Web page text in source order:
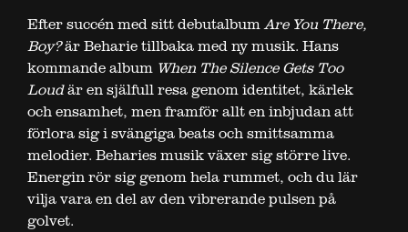
Efter succén med sitt debutalbumAre You There,
Boy?är Beharie tillbaka med ny musik. Hans
kommande album When The Silence Gets Too
Loudär en själfull resa genom identitet, kärlek
och ensamhet, men framför allt en inbjudan att
förlora sig i svängiga beats och smittsamma
melodier. Beharies musik växer sig större live.
Energin rör sig genom hela rummet, och du lär
vilja vara en del av den vibrerande pulsen på
golvet.